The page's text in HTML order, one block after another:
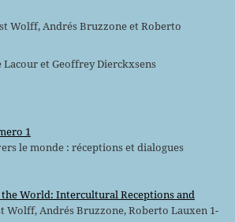
Wolff, Andrés Bruzzone et Roberto
et Geoffrey Dierckxsens
1
le monde : réceptions et dialogues
World: Intercultural Receptions and
Wolff, Andrés Bruzzone, Roberto Lauxen 1-